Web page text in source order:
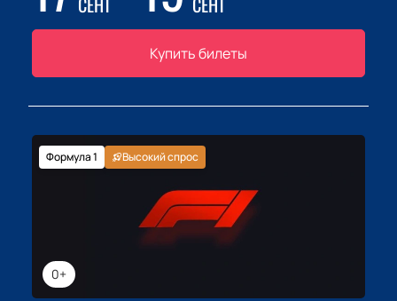
Купить билеты
0+
Формула 1 Высокий спрос